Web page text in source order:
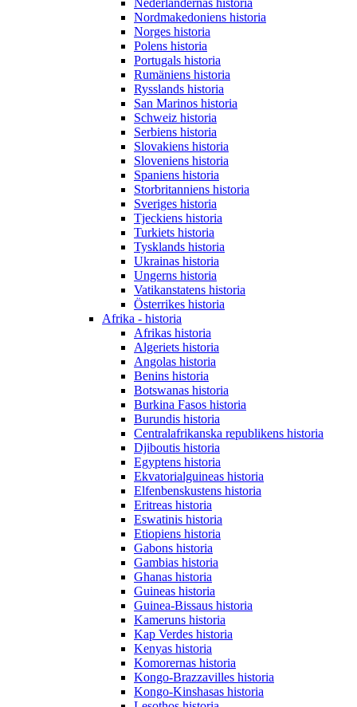
Nordmakedoniens historia
Norges historia
Polens historia
Portugals historia
Rumäniens historia
Rysslands historia
San Marinos historia
Schweiz historia
Serbiens historia
Slovakiens historia
Sloveniens historia
Spaniens historia
Storbritanniens historia
Sveriges historia
Tjeckiens historia
Turkiets historia
Tysklands historia
Ukrainas historia
Ungerns historia
Vatikanstatens historia
Österrikes historia
Afrika - historia
Afrikas historia
Algeriets historia
Angolas historia
Benins historia
Botswanas historia
Burkina Fasos historia
Burundis historia
Centralafrikanska republikens historia
Djiboutis historia
Egyptens historia
Ekvatorialguineas historia
Elfenbenskustens historia
Eritreas historia
Eswatinis historia
Etiopiens historia
Gabons historia
Gambias historia
Ghanas historia
Guineas historia
Guinea-Bissaus historia
Kameruns historia
Kap Verdes historia
Kenyas historia
Komorernas historia
Kongo-Brazzavilles historia
Kongo-Kinshasas historia